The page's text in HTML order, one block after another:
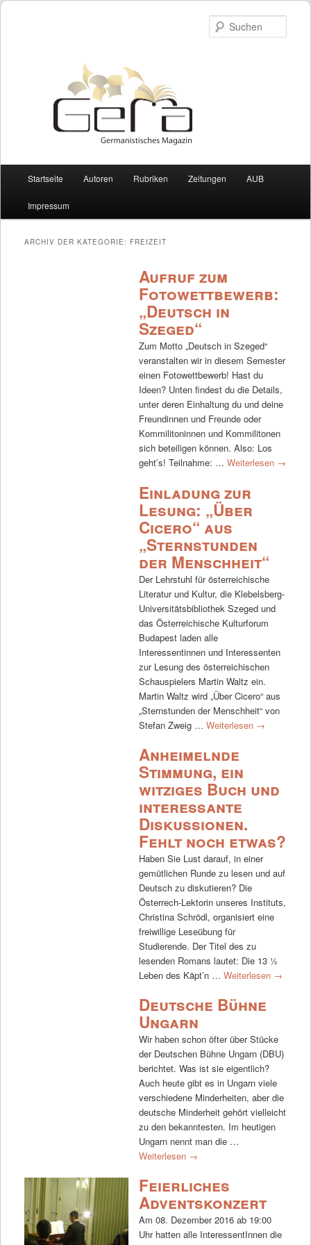
Zum Inhalt wechseln
Zum sekundären Inhalt wechseln
Startseite Autoren Rubriken Zeitungen AUB
Impressum
ARCHIV DER KATEGORIE: FREIZEIT
Aufruf zum
Fotowettbewerb:
„Deutsch in
Szeged“
Zum Motto „Deutsch in Szeged“
veranstalten wir in diesem Semester
einen Fotowettbewerb! Hast du
Ideen? Unten findest du die Details,
unter deren Einhaltung du und deine
Freundinnen und Freunde oder
Kommilitoninnen und Kommilitonen
sich beteiligen können. Also: Los
geht’s! Teilnahme: … Weiterlesen →
Einladung zur
Lesung: „Über
Cicero“ aus
„Sternstunden
der Menschheit“
Der Lehrstuhl für österreichische
Literatur und Kultur, die Klebelsberg-
Universitätsbibliothek Szeged und
das Österreichische Kulturforum
Budapest laden alle
Interessentinnen und Interessenten
zur Lesung des österreichischen
Schauspielers Martin Waltz ein.
Martin Waltz wird „Über Cicero“ aus
„Sternstunden der Menschheit“ von
Stefan Zweig … Weiterlesen →
Anheimelnde
Stimmung, ein
witziges Buch und
interessante
Diskussionen.
Fehlt noch etwas?
Haben Sie Lust darauf, in einer
gemütlichen Runde zu lesen und auf
Deutsch zu diskutieren? Die
Österrech-Lektorin unseres Instituts,
Christina Schrödl, organisiert eine
freiwillige Leseübung für
Studierende. Der Titel des zu
lesenden Romans lautet: Die 13 ½
Leben des Käpt’n … Weiterlesen →
Deutsche Bühne
Ungarn
Wir haben schon öfter über Stücke
der Deutschen Bühne Ungarn (DBU)
berichtet. Was ist sie eigentlich?
Auch heute gibt es in Ungarn viele
verschiedene Minderheiten, aber die
deutsche Minderheit gehört vielleicht
zu den bekanntesten. Im heutigen
Ungarn nennt man die …
Weiterlesen →
Feierliches
Adventskonzert
Am 08. Dezember 2016 ab 19:00
Uhr hatten alle InteressentInnen die